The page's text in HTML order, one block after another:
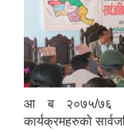
आ ब २०७५/७६ मा
कार्यक्रमहरुको